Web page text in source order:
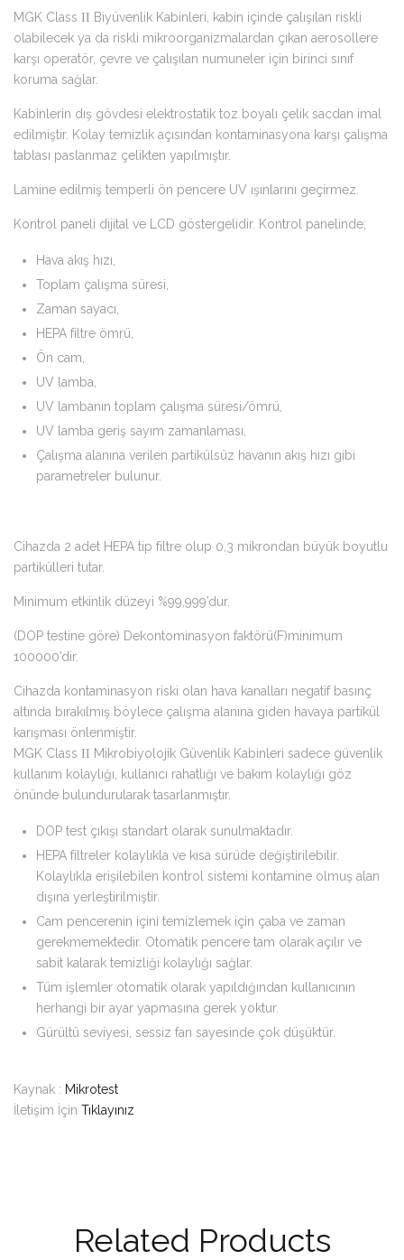
MGK Class ΙΙ Biyüvenlik Kabinleri, kabin içinde çalışılan riskli
olabilecek ya da riskli mikroorganizmalardan çıkan aerosollere
karşı operatör, çevre ve çalışılan numuneler için birinci sınıf
koruma sağlar.
Kabinlerin dış gövdesi elektrostatik toz boyalı çelik sacdan imal
edilmiştir. Kolay temizlik açısından kontaminasyona karşı çalışma
tablası paslanmaz çelikten yapılmıştır.
Lamine edilmiş temperli ön pencere UV ışınlarını geçirmez.
Kontrol paneli dijital ve LCD göstergelidir. Kontrol panelinde;
Hava akış hızı,
Toplam çalışma süresi,
Zaman sayacı,
HEPA filtre ömrü,
Ön cam,
UV lamba,
UV lambanın toplam çalışma süresi/ömrü,
UV lamba geriş sayım zamanlaması,
Çalışma alanına verilen partikülsüz havanın akış hızı gibi
parametreler bulunur.
Cihazda 2 adet HEPA tip filtre olup 0,3 mikrondan büyük boyutlu
partikülleri tutar.
Minimum etkinlik düzeyi %99,999’dur.
(DOP testine göre) Dekontominasyon faktörü(F)minimum
100000’dir.
Cihazda kontaminasyon riski olan hava kanalları negatif basınç
altında bırakılmış böylece çalışma alanına giden havaya partikül
karışması önlenmiştir.
MGK Class ΙΙ Mikrobiyolojik Güvenlik Kabinleri sadece güvenlik
kullanım kolaylığı, kullanıcı rahatlığı ve bakım kolaylığı göz
önünde bulundurularak tasarlanmıştır.
DOP test çıkışı standart olarak sunulmaktadır.
HEPA filtreler kolaylıkla ve kısa sürüde değiştirilebilir.
Kolaylıkla erişilebilen kontrol sistemi kontamine olmuş alan
dışına yerleştirilmiştir.
Cam pencerenin içini temizlemek için çaba ve zaman
gerekmemektedir. Otomatik pencere tam olarak açılır ve
sabit kalarak temizliği kolaylığı sağlar.
Tüm işlemler otomatik olarak yapıldığından kullanıcının
herhangi bir ayar yapmasına gerek yoktur.
Gürültü seviyesi, sessiz fan sayesinde çok düşüktür.
Kaynak : Mikrotest
İletişim İçin Tıklayınız
Related Products